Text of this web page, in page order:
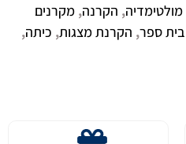
מולטימדיה, הקרנה, מקרנים
בית ספר, הקרנת מצגות, כיתה,